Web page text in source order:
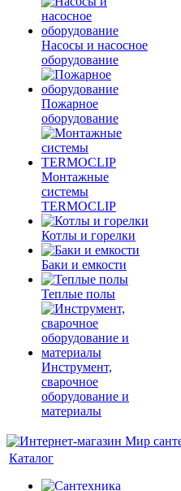
Насосы и насосное
оборудование
Пожарное
оборудование
Монтажные
системы
TERMOCLIP
Котлы и горелки
Баки и емкости
Теплые полы
Инструмент,
сварочное
оборудование и
материалы
Каталог